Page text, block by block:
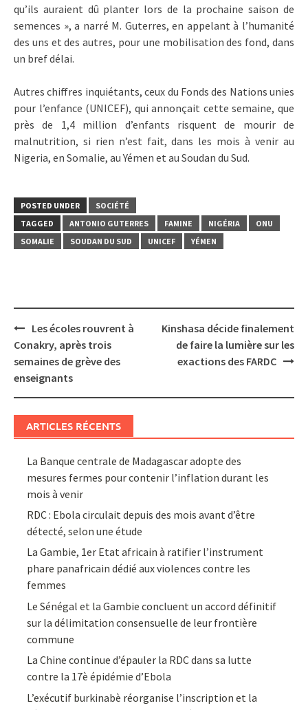
qu’ils auraient dû planter lors de la prochaine saison de
semences », a narré M. Guterres, en appelant à l’humanité
des uns et des autres, pour une mobilisation des fond, dans
un bref délai.
Autres chiffres inquiétants, ceux du Fonds des Nations unies
pour l’enfance (UNICEF), qui annonçait cette semaine, que
près de 1,4 million d’enfants risquent de mourir de
malnutrition, si rien n’est fait, dans les mois à venir au
Nigeria, en Somalie, au Yémen et au Soudan du Sud.
POSTED UNDER
SOCIÉTÉ
TAGGED
ANTONIO GUTERRES FAMINE NIGÉRIA
ONU
SOMALIE
SOUDAN DU SUD UNICEF YÉMEN
Post
navigation
Les écoles rouvrent à
Conakry, après trois
semaines de grève des
enseignants
Kinshasa décide finalement
de faire la lumière sur les
exactions des FARDC
ARTICLES RÉCENTS
La Banque centrale de Madagascar adopte des
mesures fermes pour contenir l’inflation durant les
mois à venir
RDC : Ebola circulait depuis des mois avant d’être
détecté, selon une étude
La Gambie, 1er Etat africain à ratifier l’instrument
phare panafricain dédié aux violences contre les
femmes
Le Sénégal et la Gambie concluent un accord définitif
sur la délimitation consensuelle de leur frontière
commune
La Chine continue d’épauler la RDC dans sa lutte
contre la 17è épidémie d’Ebola
L’exécutif burkinabè réorganise l’inscription et la